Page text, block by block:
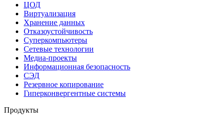
ЦОД
Виртуализация
Хранение данных
Отказоустойчивость
Суперкомпьютеры
Сетевые технологии
Медиа-проекты
Информационная безопасность
СЭД
Резервное копирование
Гиперконвергентные системы
Продукты